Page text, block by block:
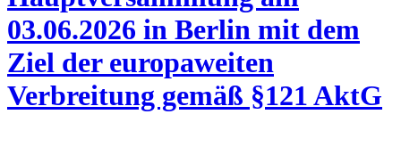
03.06.2026 in Berlin mit dem
Ziel der europaweiten
Verbreitung gemäß §121 AktG